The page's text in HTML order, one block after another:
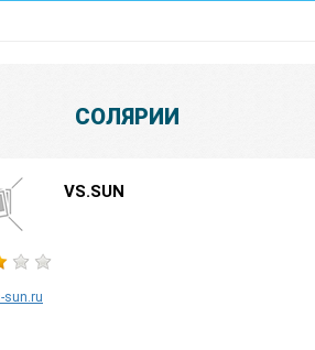
СОЛЯРИИ
VS.SUN
sun.ru